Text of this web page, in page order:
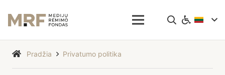
Pradžia Privatumo politika